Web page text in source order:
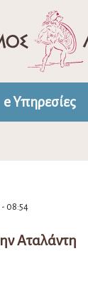
e Υπηρεσίες
08:54
Αταλάντη